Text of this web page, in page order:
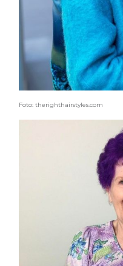
Foto: therighthairstyles.com